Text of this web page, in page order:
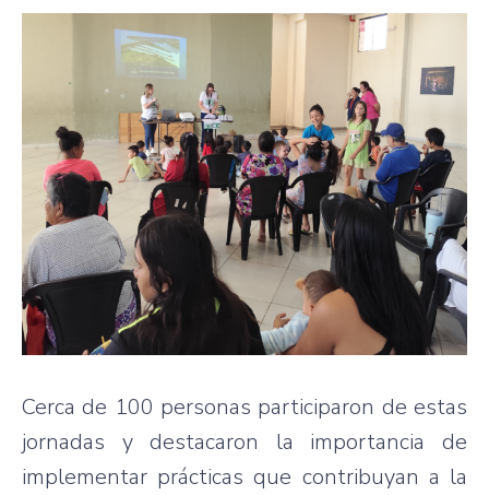
Cerca de 100 personas participaron de estas
jornadas y destacaron la importancia de
implementar prácticas que contribuyan a la